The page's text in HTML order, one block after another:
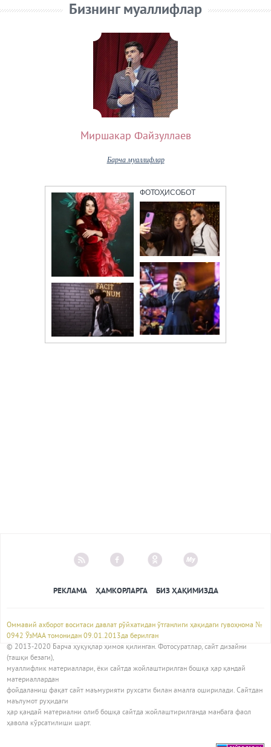
Бизнинг муаллифлар
Миршакар Файзуллаев
Барча муаллифлар
ФОТОҲИСОБОТ
РЕКЛАМА ҲАМКОРЛАРГА БИЗ ҲАҚИМИЗДА
Оммавий ахборот воситаси давлат рўйхатидан ўтганлиги ҳақидаги гувоҳнома №
0942 ЎзМАА томонидан 09.01.2013да берилган
© 2013-2020 Барча ҳуқуқлар ҳимоя қилинган. Фотосуратлар, сайт дизайни
(ташқи безаги),
муаллифлик материаллари, ёки сайтда жойлаштирилган бошқа ҳар қандай
материаллардан
фойдаланиш фақат сайт маъмурияти рухсати билан амалга оширилади. Сайтдан
маълумот руҳидаги
ҳар қандай материални олиб бошқа сайтда жойлаштирилганда манбага фаол
ҳавола кўрсатилиши шарт.